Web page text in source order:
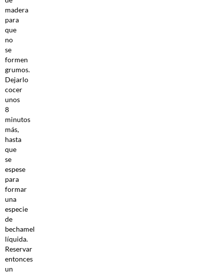
madera
para
que
no
se
formen
grumos.
Dejarlo
cocer
unos
8
minutos
más,
hasta
que
se
espese
para
formar
una
especie
de
bechamel
líquida.
Reservar
entonces
un